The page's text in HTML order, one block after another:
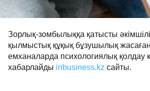
Зорлық-зомбылыққа қатысты
қылмыстық құқық бұзушылық жасаған
емханаларда психологиялық қолдау
хабарлайды inbusiness.kz сайты.